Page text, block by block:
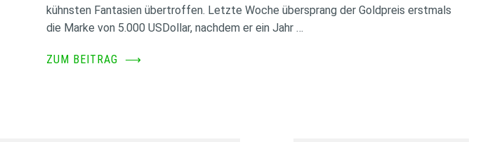
kühnsten Fantasien übertroffen. Letzte Woche übersprang der Goldpreis erstmals
die Marke von 5.000 USDollar, nachdem er ein Jahr …
ZUM BEITRAG ⟶